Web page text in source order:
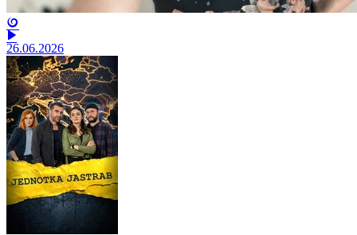
26.06.2026